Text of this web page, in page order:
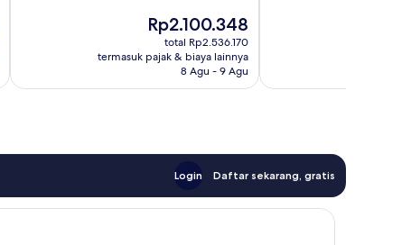
Harga
sekarang
Rp2.100.348
Rp2.100.348
total Rp2.536.170
termasuk pajak & biaya lainnya
8 Agu - 9 Agu
Login Daftar sekarang, gratis